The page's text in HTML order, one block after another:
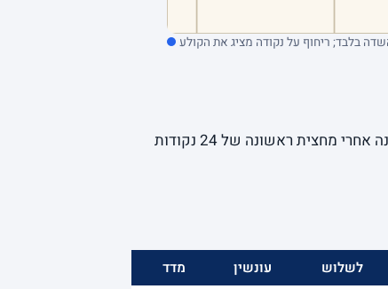
- מכבי הפסידה 89-67 לברצלונה בפאלאו בלאוגרנה אחרי מחצית ראשונה של 24 נקודות
לשלוש עונשין
מדד